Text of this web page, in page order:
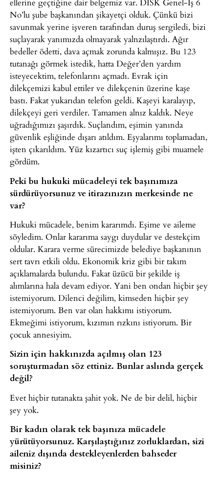
No’lu şube başkanından şikayetçi olduk. Çünkü bizi
savunmak yerine işveren tarafından duruş sergiledi, bizi
suçlayarak yanımızda olmayarak yalnzılaştırdı. Ağır
bedeller ödetti, dava açmak zorunda kalmışız. Bu 123
tutanağı görmek istedik, hatta Değer’den yardım
isteyecektim, telefonlarını açmadı. Evrak için
dilekçemizi kabul ettiler ve dilekçenin üzerine kaşe
bastı. Fakat yukarıdan telefon geldi. Kaşeyi karalayıp,
dilekçeyi geri verdiler. Tamamen alnız kaldık. Neye
uğradığımızı şaşırdık. Suçlandım, eşimin yanında
güvenlik eşliğinde dışarı atıldım. Eşyalarımı toplamadan,
işten çıkarıldım. Yüz kızartıcı suç işlemiş gibi muamele
gördüm.
Peki bu hukuki mücadeleyi tek başınımıza
sürdürüyorsunuz ve itirazınızın merkesinde ne
var?
Hukuki mücadele, benim kararımdı. Eşime ve aileme
söyledim. Onlar kararıma saygı duydular ve destekçim
oldular. Karara verme sürecimizde belediye başkanının
sert tavrı etkili oldu. Ekonomik kriz gibi bir takım
açıklamalarda bulundu. Fakat üzücü bir şekilde iş
alımlarına hala devam ediyor. Yani ben ondan hiçbir şey
istemiyorum. Dilenci değilim, kimseden hiçbir şey
istemiyorum. Ben var olan hakkımı istiyorum.
Ekmeğimi istiyorum, kızımın rızkını istiyorum. Bir
çocuk annesiyim.
Sizin için hakkınızda açılmış olan 123
soruşturmadan söz ettiniz. Bunlar aslında gerçek
değil?
Evet hiçbir tutanakta şahit yok. Ne de bir delil, hiçbir
şey yok.
Bir kadın olarak tek başınıza mücadele
yürütüyorsunuz. Karşılaştığınız zorluklardan, sizi
aileniz dışında destekleyenlerden bahseder
misiniz?